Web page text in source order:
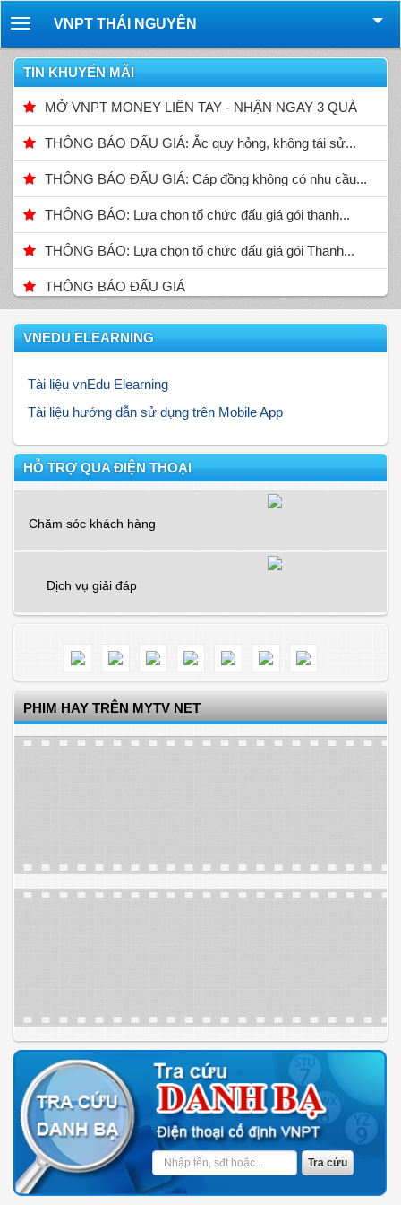
Toggle
navigation
VNPT THÁI NGUYÊN
TIN KHUYẾN MÃI
MỞ VNPT MONEY LIỀN TAY - NHẬN NGAY 3 QUÀ
THÔNG BÁO ĐẤU GIÁ: Ắc quy hỏng, không tái sử...
THÔNG BÁO ĐẤU GIÁ: Cáp đồng không có nhu cầu...
THÔNG BÁO: Lựa chọn tổ chức đấu giá gói thanh...
THÔNG BÁO: Lựa chọn tổ chức đấu giá gói Thanh...
THÔNG BÁO ĐẤU GIÁ
VNEDU ELEARNING
Tài liệu vnEdu Elearning
Tài liệu hướng dẫn sử dụng trên Mobile App
HỖ TRỢ QUA ĐIỆN THOẠI
Chăm sóc khách hàng
Dịch vụ giải đáp
PHIM HAY TRÊN MYTV NET